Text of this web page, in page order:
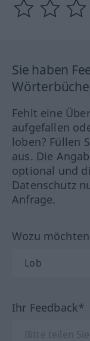
Sie haben
Fehlt eine
aufgefallen
loben? Füllen
aus. Die
optional und
Datenschutz
Anfrage.
Wozu
Ihr Feedback*